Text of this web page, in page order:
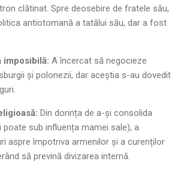
clătinat. Spre deosebire de fratele său,
antiotomană a tatălui său, dar a fost
imposibilă: A încercat să negocieze
și polonezii, dar aceștia s-au dovedit
Din dorința de a-și consolida
sub influența mamei sale), a
aspre împotriva armenilor și a curenților
să prevină divizarea internă.